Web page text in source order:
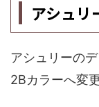
アシュ
アシュリーの
2Bカラーへ変